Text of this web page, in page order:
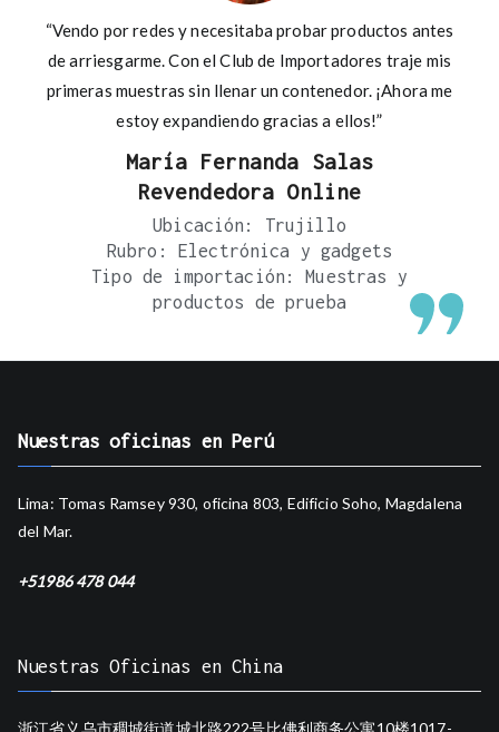
“Vendo por redes y necesitaba probar productos antes
de arriesgarme. Con el Club de Importadores traje mis
primeras muestras sin llenar un contenedor. ¡Ahora me
estoy expandiendo gracias a ellos!”
María Fernanda Salas
Revendedora Online
Ubicación: Trujillo
Rubro: Electrónica y gadgets
Tipo de importación: Muestras y
productos de prueba
Nuestras oficinas en Perú
Lima: Tomas Ramsey 930, oficina 803, Edificio Soho, Magdalena
del Mar.
+51986 478 044
Nuestras Oficinas en China